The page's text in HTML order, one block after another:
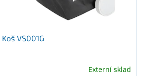
Koš VS001G
Externí sklad